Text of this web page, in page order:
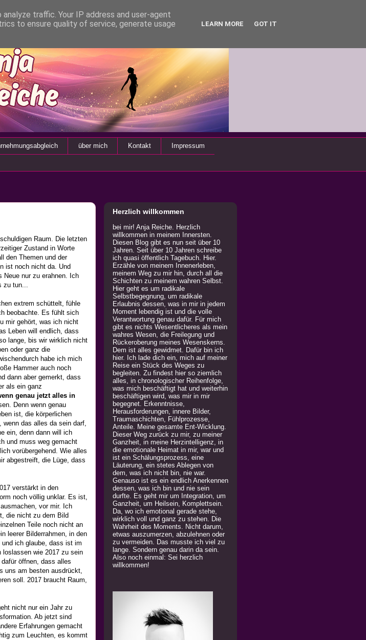
über mich Kontakt Impressum
Raum. Die letzten
Zustand in Worte
den Themen und der
ist noch nicht da. Und
Neue nur zu erahnen. Ich
zu tun...
extrem schüttelt, fühle
beobachte. Es fühlt sich
mir gehört, was ich nicht
Leben will endlich, dass
lange, bis wir wirklich nicht
oder ganz die
habe ich mich
Hammer auch noch
dann aber gemerkt, dass
als ein ganz
genau jetzt alles in
Denn wenn genau
ist, die körperlichen
wenn das alles da sein darf,
ein, denn dann will ich
und muss weg gemacht
vorübergehend. Wie alles
abgestreift, die Lüge, dass
verstärkt in den
noch völlig unklar. Es ist,
vor mir. Ich
die nicht zu dem Bild
Teile noch nicht an
leerer Bilderrahmen, in den
ich glaube, dass ist im
loslassen wie 2017 zu sein
öffnen, dass alles
uns am besten ausdrückt,
soll. 2017 braucht Raum,
nicht nur ein Jahr zu
Ab jetzt sind
Erfahrungen gemacht
zum Leuchten, es kommt
Herzlich willkommen
bei mir! Anja Reiche. Herzlich
willkommen in meinem Innersten.
Diesen Blog gibt es nun seit über 10
Jahren. Seit über 10 Jahren schreibe
ich quasi öffentlich Tagebuch. Hier.
Erzähle von meinem Innenerleben,
meinem Weg zu mir hin, durch all die
Schichten zu meinem wahren Selbst.
Hier geht es um radikale
Selbstbegegnung, um radikale
Erlaubnis dessen, was in mir in jedem
Moment lebendig ist und die volle
Verantwortung genau dafür. Für mich
gibt es nichts Wesentlicheres als mein
wahres Wesen, die Freilegung und
Rückeroberung meines Wesenskerns.
Dem ist alles gewidmet. Dafür bin ich
hier. Ich lade dich ein, mich auf meiner
Reise ein Stück des Weges zu
begleiten. Zu findest hier so ziemlich
alles, in chronologischer Reihenfolge,
was mich beschäftigt hat und weiterhin
beschäftigen wird, was mir in mir
begegnet. Erkenntnisse,
Herausforderungen, innere Bilder,
Traumaschichten, Fühlprozesse,
Anteile. Meine gesamte Ent-Wicklung.
Dieser Weg zurück zu mir, zu meiner
Ganzheit, in meine Herzintelligenz, in
die emotionale Heimat in mir, war und
ist ein Schälungsprozess, eine
Läuterung, ein stetes Ablegen von
dem, was ich nicht bin, nie war.
Genauso ist es ein endlich Anerkennen
dessen, was ich bin und nie sein
durfte. Es geht mir um Integration, um
Ganzheit, um Heilsein, Komplettsein.
Da, wo ich emotional gerade stehe,
wirklich voll und ganz zu stehen. Die
Wahrheit des Moments. Nicht darum,
etwas auszumerzen, abzulehnen oder
zu vermeiden. Das musste ich viel zu
lange. Sondern genau darin da sein.
Also noch einmal: Sei herzlich
willkommen!
traffic. Your IP address and user-agent
to ensure quality of service, generate usage
LEARN MORE GOT IT